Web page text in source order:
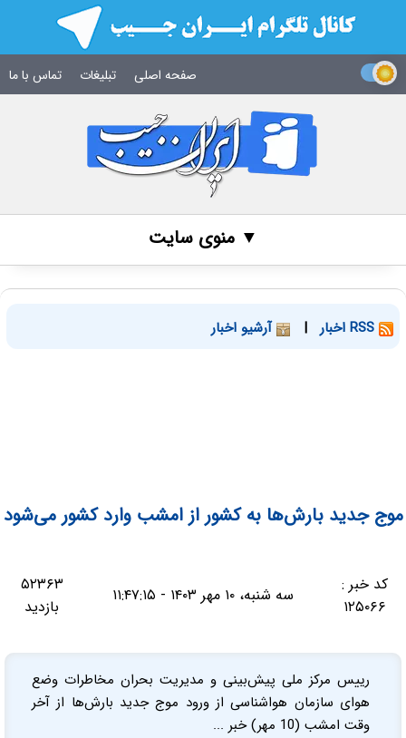
صفحه اصلی تبلیغات تماس با ما
▼ منوی سایت
| آرشیو اخبار
موج جدید بارش‌ها به کشور از امشب وارد کشور می‌شود
کد خبر :
۱۲۵۰۶۶
سه شنبه، ۱۰ مهر ۱۴۰۳ - ۱۱:۴۷:۱۵
۵۲۳۶۳
بازدید
رییس مرکز ملی پیش‌بینی و مدیریت بحران مخاطرات وضع
هوای سازمان هواشناسی از ورود موج جدید بارش‌ها از آخر
وقت امشب (10 مهر) خبر ...